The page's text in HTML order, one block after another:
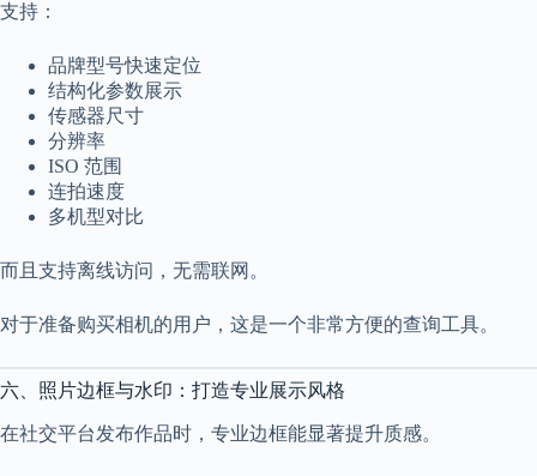
支持：
品牌型号快速定位
结构化参数展示
传感器尺寸
分辨率
ISO 范围
连拍速度
多机型对比
而且支持离线访问，无需联网。
对于准备购买相机的用户，这是一个非常方便的查询工具。
六、照片边框与水印：打造专业展示风格
在社交平台发布作品时，专业边框能显著提升质感。